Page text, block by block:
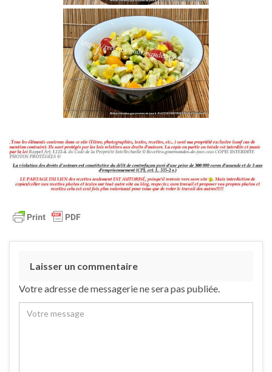
Laisser un commentaire
Votre adresse de messagerie ne sera pas publiée.